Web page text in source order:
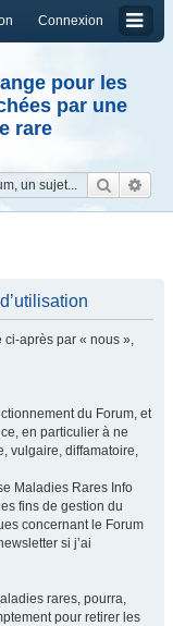
Connexion
pour les
par une
rare
ci-après par « nous »,
du Forum, et
en particulier à ne
vulgaire, diffamatoire,
Maladies Rares Info
fins de gestion du
concernant le Forum
si j’ai
rares, pourra,
pour retirer les